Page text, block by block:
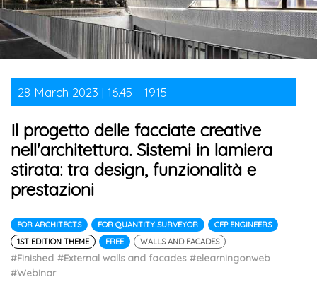
28 March 2023 | 16.45 - 19.15
Il progetto delle facciate creative
nell'architettura. Sistemi in lamiera
stirata: tra design, funzionalità e
prestazioni
FOR ARCHITECTS FOR QUANTITY SURVEYOR
CFP ENGINEERS
1ST EDITION THEME
FREE WALLS AND FACADES
#Finished #External walls and facades #elearningonweb
#Webinar